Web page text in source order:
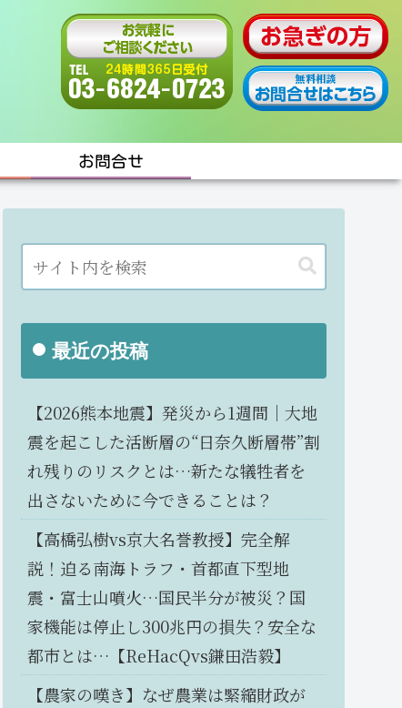
お問合せ
最近の投稿
【2026熊本地震】発災から1週間｜大地
震を起こした活断層の“日奈久断層帯”割
れ残りのリスクとは…新たな犠牲者を
出さないために今できることは？
【高橋弘樹vs京大名誉教授】完全解
説！迫る南海トラフ・首都直下型地
震・富士山噴火…国民半分が被災？国
家機能は停止し300兆円の損失？安全な
都市とは…【ReHacQvs鎌田浩毅】
【農家の嘆き】なぜ農業は緊縮財政が